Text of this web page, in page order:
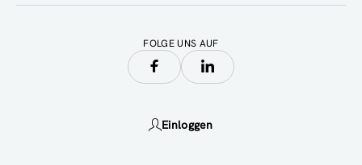
FOLGE UNS AUF
Einloggen